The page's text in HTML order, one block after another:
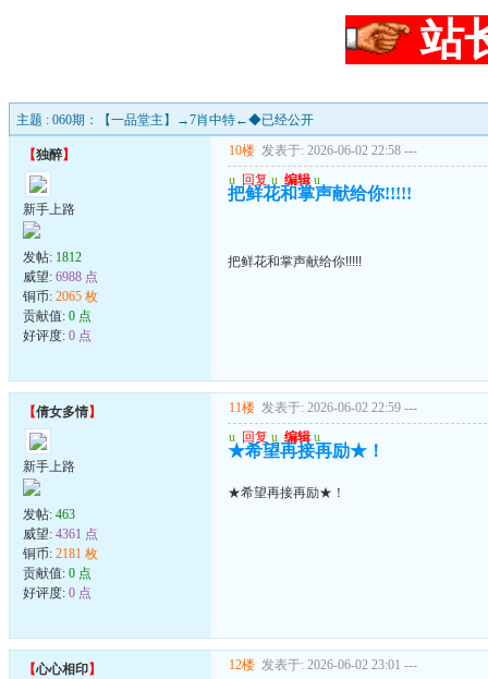
站
主题 : 060期：【一品堂主】→7肖中特←◆已经公开
【独醉】
新手上路
发帖: 1812
威望: 6988 点
铜币: 2065 枚
贡献值: 0 点
好评度: 0 点
10楼 发表于: 2026-06-02 22:58 ---
u 回复 u 编辑 u
把鲜花和掌声献给你!!!!!
把鲜花和掌声献给你!!!!!
【倩女多情】
新手上路
发帖: 463
威望: 4361 点
铜币: 2181 枚
贡献值: 0 点
好评度: 0 点
11楼 发表于: 2026-06-02 22:59 ---
u 回复 u 编辑 u
★希望再接再励★！
★希望再接再励★！
【心心相印】 12楼 发表于: 2026-06-02 23:01 ---